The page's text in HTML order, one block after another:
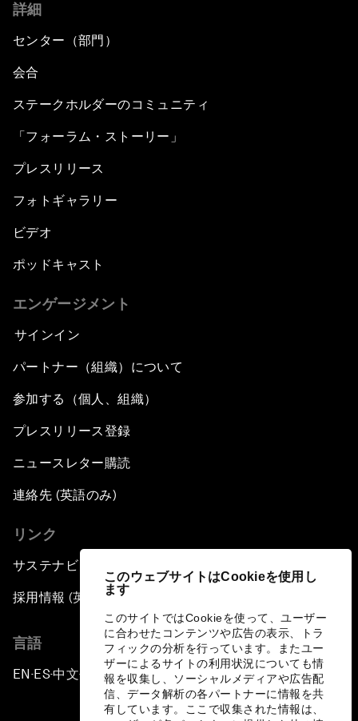
このウェブサイトはCookieを使用し
ます
このサイトではCookieを使って、ユーザー
に合わせたコンテンツや広告の表示、トラ
フィックの分析を行っています。またユー
ザーによるサイトの利用状況についても情
報を収集し、ソーシャルメディアや広告配
信、データ解析の各パートナーに情報を共
有しています。ここで収集された情報は、
詳細
センター（部門）
会合
ステークホルダーのコミュニティ
「フォーラム・ストーリー」
プレスリリース
フォトギャラリー
ビデオ
ポッドキャスト
エンゲージメント
サインイン
パートナー（組織）について
参加する（個人、組織）
プレスリリース登録
ニュースレター購読
連絡先 (英語のみ)
リンク
サステナビリティへの取り組み
採用情報 (英語のみ)
言語
EN ▪ES▪中文▪ 日本語